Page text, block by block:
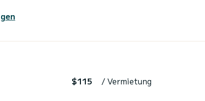
$115 / Vermietung